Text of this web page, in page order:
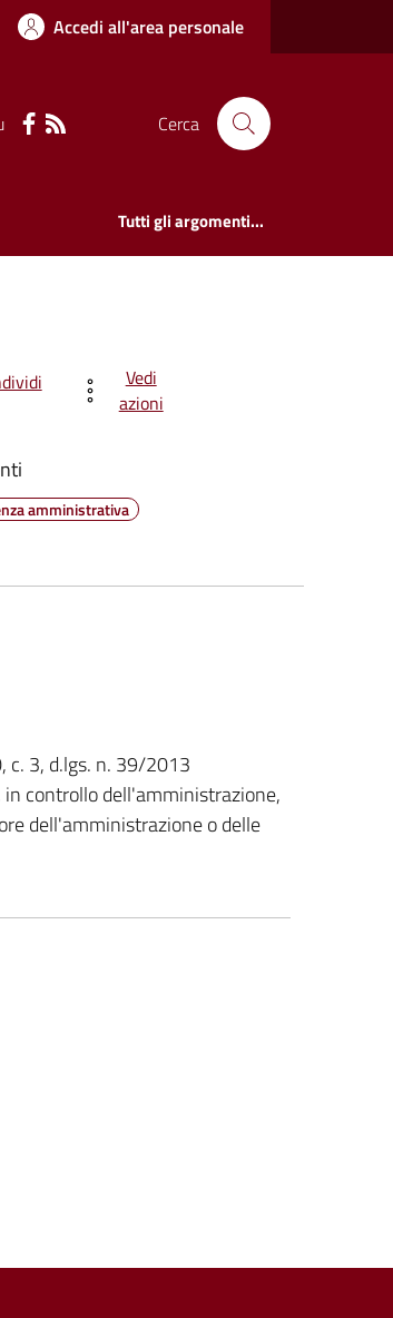
Accedi all'area personale
Cerca
Tutti gli argomenti...
Vedi
azioni
amministrativa
3, d.lgs. n. 39/2013
controllo dell'amministrazione,
dell'amministrazione o delle